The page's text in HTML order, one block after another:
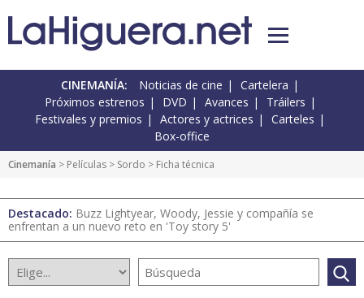
CINEMANÍA: Noticias de cine
Cartelera
Próximos estrenos
DVD Avances
Tráilers
Festivales y premios
Actores y actrices
Carteles
Box-office
Cinemanía > Películas > Sordo > Ficha técnica
Destacado: Buzz Lightyear, Woody, Jessie y compañía se
enfrentan a un nuevo reto en 'Toy story 5'